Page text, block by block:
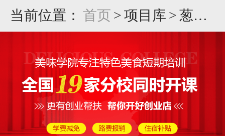
当前位置： 首页 >项目库 >葱油